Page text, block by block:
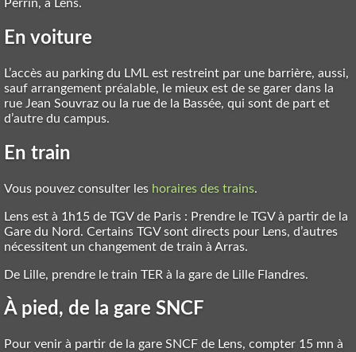
Perrin, à Lens.
En voiture
L’accès au parking du LML est restreint par une barrière, aussi,
sauf arrangement préalable, le mieux est de se garer dans la
rue Jean Souvraz ou la rue de la Bassée, qui sont de part et
d’autre du campus.
En train
Vous pouvez consulter les horaires des trains.
Lens est à 1h15 de TGV de Paris : Prendre le TGV à partir de la
Gare du Nord. Certains TGV sont directs pour Lens, d’autres
nécessitent un changement de train à Arras.
De Lille, prendre le train TER à la gare de Lille Flandres.
À pied, de la gare SNCF
Pour venir à partir de la gare SNCF de Lens, compter 15 mn à